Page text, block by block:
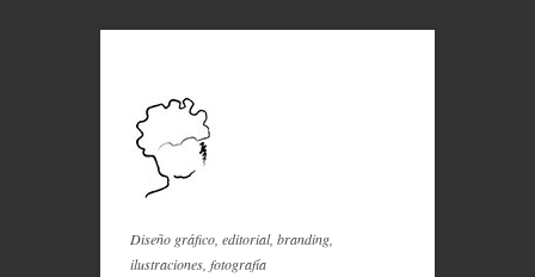
Diseño gráfico, editorial, branding,
ilustraciones, fotografía